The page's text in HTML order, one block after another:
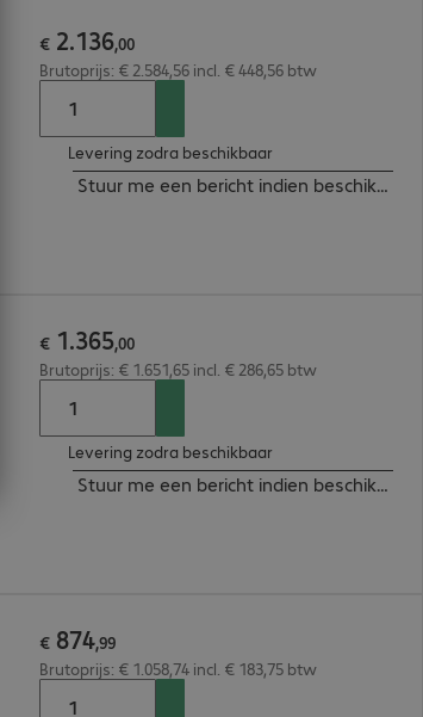
€ 2.136,00
Brutoprijs: € 2.584,56 incl. € 448,56 btw
Levering zodra beschikbaar
Stuur me een bericht indien beschikbaar
€ 1.365,00
Brutoprijs: € 1.651,65 incl. € 286,65 btw
Levering zodra beschikbaar
Stuur me een bericht indien beschikbaar
€ 874,99
Brutoprijs: € 1.058,74 incl. € 183,75 btw